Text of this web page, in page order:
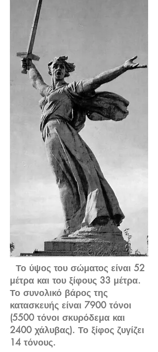
Το ύψος του σώματος είναι 52
μέτρα και του ξίφους 33 μέτρα.
Το συνολικό βάρος της
κατασκευής είναι 7900 τόνοι
(5500 τόνοι σκυρόδεμα και
2400 χάλυβας). Το ξίφος ζυγίζει
14 τόνους.